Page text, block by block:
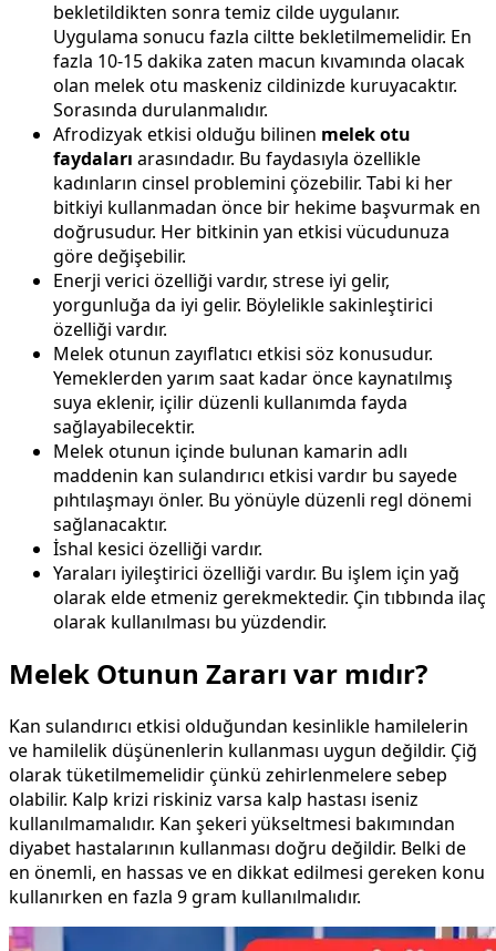
bekletildikten sonra temiz cilde uygulanır.
Uygulama sonucu fazla ciltte bekletilmemelidir. En
fazla 10-15 dakika zaten macun kıvamında olacak
olan melek otu maskeniz cildinizde kuruyacaktır.
Sorasında durulanmalıdır.
Afrodizyak etkisi olduğu bilinen melek otu
faydaları arasındadır. Bu faydasıyla özellikle
kadınların cinsel problemini çözebilir. Tabi ki her
bitkiyi kullanmadan önce bir hekime başvurmak en
doğrusudur. Her bitkinin yan etkisi vücudunuza
göre değişebilir.
Enerji verici özelliği vardır, strese iyi gelir,
yorgunluğa da iyi gelir. Böylelikle sakinleştirici
özelliği vardır.
Melek otunun zayıflatıcı etkisi söz konusudur.
Yemeklerden yarım saat kadar önce kaynatılmış
suya eklenir, içilir düzenli kullanımda fayda
sağlayabilecektir.
Melek otunun içinde bulunan kamarin adlı
maddenin kan sulandırıcı etkisi vardır bu sayede
pıhtılaşmayı önler. Bu yönüyle düzenli regl dönemi
sağlanacaktır.
İshal kesici özelliği vardır.
Yaraları iyileştirici özelliği vardır. Bu işlem için yağ
olarak elde etmeniz gerekmektedir. Çin tıbbında ilaç
olarak kullanılması bu yüzdendir.
Melek Otunun Zararı var mıdır?
Kan sulandırıcı etkisi olduğundan kesinlikle hamilelerin
ve hamilelik düşünenlerin kullanması uygun değildir. Çiğ
olarak tüketilmemelidir çünkü zehirlenmelere sebep
olabilir. Kalp krizi riskiniz varsa kalp hastası iseniz
kullanılmamalıdır. Kan şekeri yükseltmesi bakımından
diyabet hastalarının kullanması doğru değildir. Belki de
en önemli, en hassas ve en dikkat edilmesi gereken konu
kullanırken en fazla 9 gram kullanılmalıdır.